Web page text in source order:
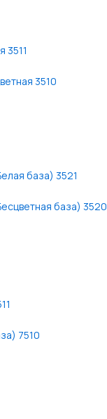
3511
3510
база) 3521
база) 3520
7510